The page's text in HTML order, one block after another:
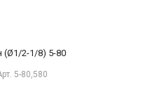
(Ø1/2-1/8) 5-80
5-80,580